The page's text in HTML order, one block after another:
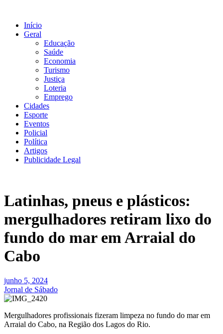
conteúdo
Início
Geral
Educação
Saúde
Economia
Turismo
Justiça
Loteria
Emprego
Cidades
Esporte
Eventos
Policial
Política
Artigos
Publicidade Legal
Latinhas, pneus e plásticos:
mergulhadores retiram lixo do
fundo do mar em Arraial do
Cabo
junho 5, 2024
Jornal de Sábado
Mergulhadores profissionais fizeram limpeza no fundo do mar em
Arraial do Cabo, na Região dos Lagos do Rio.